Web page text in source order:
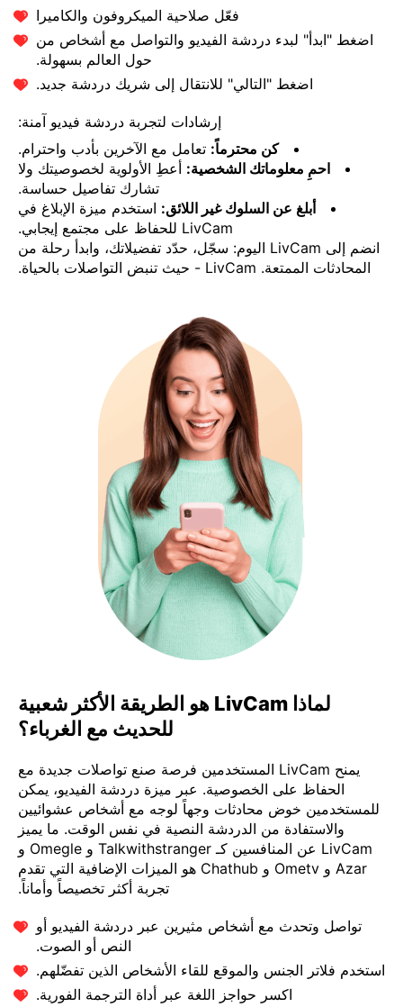
فعّل صلاحية الميكروفون والكاميرا
اضغط "ابدأ" لبدء دردشة الفيديو والتواصل مع أشخاص من
حول العالم بسهولة.
اضغط "التالي" للانتقال إلى شريك دردشة جديد.
إرشادات لتجربة دردشة فيديو آمنة:
كن محترماً: تعامل مع الآخرين بأدب واحترام.
احمِ معلوماتك الشخصية: أعطِ الأولوية لخصوصيتك ولا
تشارك تفاصيل حساسة.
أبلغ عن السلوك غير اللائق: استخدم ميزة الإبلاغ في
LivCam للحفاظ على مجتمع إيجابي.
انضم إلى LivCam اليوم: سجّل، حدّد تفضيلاتك، وابدأ رحلة من
المحادثات الممتعة. LivCam - حيث تنبض التواصلات بالحياة.
لماذا LivCam هو الطريقة الأكثر شعبية
للحديث مع الغرباء؟
يمنح LivCam المستخدمين فرصة صنع تواصلات جديدة مع
الحفاظ على الخصوصية. عبر ميزة دردشة الفيديو، يمكن
للمستخدمين خوض محادثات وجهاً لوجه مع أشخاص عشوائيين
والاستفادة من الدردشة النصية في نفس الوقت. ما يميز
LivCam عن المنافسين كـ Talkwithstranger و Omegle و
Azar و Ometv و Chathub هو الميزات الإضافية التي تقدم
تجربة أكثر تخصيصاً وأماناً.
تواصل وتحدث مع أشخاص مثيرين عبر دردشة الفيديو أو
النص أو الصوت.
استخدم فلاتر الجنس والموقع للقاء الأشخاص الذين تفضّلهم.
اكسر حواجز اللغة عبر أداة الترجمة الفورية.